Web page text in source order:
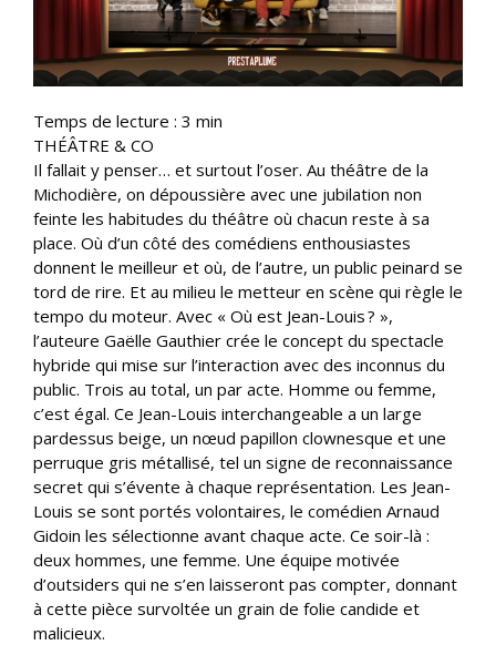
Temps de lecture : 3 min
THÉÂTRE & CO
Il fallait y penser… et surtout l’oser. Au théâtre de la
Michodière, on dépoussière avec une jubilation non
feinte les habitudes du théâtre où chacun reste à sa
place. Où d’un côté des comédiens enthousiastes
donnent le meilleur et où, de l’autre, un public peinard se
tord de rire. Et au milieu le metteur en scène qui règle le
tempo du moteur. Avec « Où est Jean-Louis ? »,
l’auteure Gaëlle Gauthier crée le concept du spectacle
hybride qui mise sur l’interaction avec des inconnus du
public. Trois au total, un par acte. Homme ou femme,
c’est égal. Ce Jean-Louis interchangeable a un large
pardessus beige, un nœud papillon clownesque et une
perruque gris métallisé, tel un signe de reconnaissance
secret qui s’évente à chaque représentation. Les Jean-
Louis se sont portés volontaires, le comédien Arnaud
Gidoin les sélectionne avant chaque acte. Ce soir-là :
deux hommes, une femme. Une équipe motivée
d’outsiders qui ne s’en laisseront pas compter, donnant
à cette pièce survoltée un grain de folie candide et
malicieux.